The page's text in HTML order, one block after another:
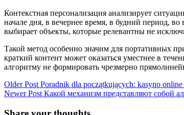
Контекстная персонализация анализирует
начале дня, в вечернее время, в будний период,
выбирает объекты, которые релевантны не
Такой метод особенно значим для портативных
краткий контент может оказаться уместнее в
алгоритму не формировать чрезмерно
Older Post Poradnik dla początkujących: kasyno
Newer Post Какой механизм представляют собой